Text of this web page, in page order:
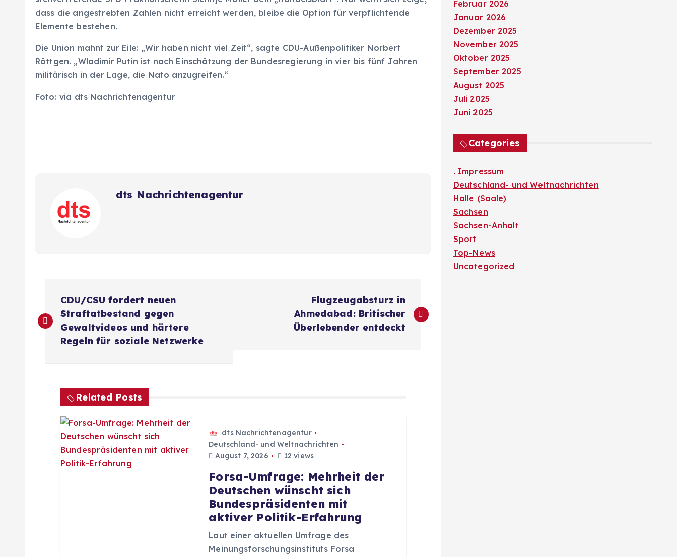
dass die angestrebten Zahlen nicht erreicht werden, bleibe die Option für verpflichtende
Elemente bestehen.
Die Union mahnt zur Eile: „Wir haben nicht viel Zeit“, sagte CDU-Außenpolitiker Norbert
Röttgen. „Wladimir Putin ist nach Einschätzung der Bundesregierung in vier bis fünf Jahren
militärisch in der Lage, die Nato anzugreifen.“
Foto: via dts Nachrichtenagentur
dts Nachrichtenagentur
e
CDU/CSU fordert neuen
Straftatbestand gegen
Gewaltvideos und härtere
Regeln für soziale Netzwerke
Flugzeugabsturz in
Ahmedabad: Britischer
Überlebender entdeckt
Related Posts
dts Nachrichtenagentur
Deutschland- und Weltnachrichten
August 7, 2026
12 views
Forsa-Umfrage: Mehrheit der
Deutschen wünscht sich
Bundespräsidenten mit
aktiver Politik-Erfahrung
Laut einer aktuellen Umfrage des
Meinungsforschungsinstituts Forsa
Februar 2026
Januar 2026
Dezember 2025
November 2025
Oktober 2025
September 2025
August 2025
Juli 2025
Juni 2025
Categories
. Impressum
Deutschland- und Weltnachrichten
Halle (Saale)
Sachsen
Sachsen-Anhalt
Sport
Top-News
Uncategorized